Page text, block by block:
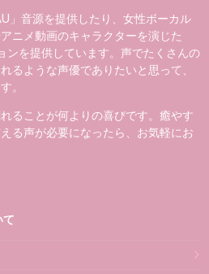
」音源を提供したり、女性ボーカル
ニメ動画のキャラクターを演じた
ンを提供しています。声でたくさんの
るような声優でありたいと思って、
。
ることが何よりの喜びです。癒やす
る声が必要になったら、お気軽にお
て